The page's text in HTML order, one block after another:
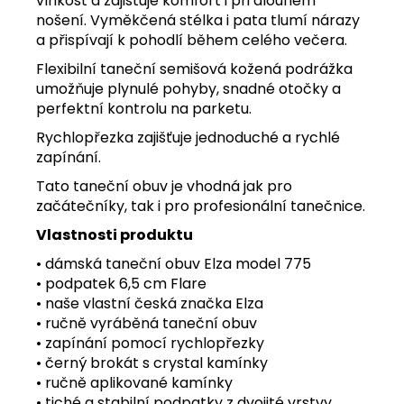
nošení. Vyměkčená stélka i pata tlumí nárazy
a přispívají k pohodlí během celého večera.
Flexibilní taneční semišová kožená podrážka
umožňuje plynulé pohyby, snadné otočky a
perfektní kontrolu na parketu.
Rychlopřezka zajišťuje jednoduché a rychlé
zapínání.
Tato taneční obuv je vhodná jak pro
začátečníky, tak i pro profesionální tanečnice.
Vlastnosti produktu
• dámská taneční obuv Elza model 775
• podpatek 6,5 cm Flare
• naše vlastní česká značka Elza
• ručně vyráběná taneční obuv
• zapínání pomocí rychlopřezky
• černý brokát s crystal kamínky
• ručně aplikované kamínky